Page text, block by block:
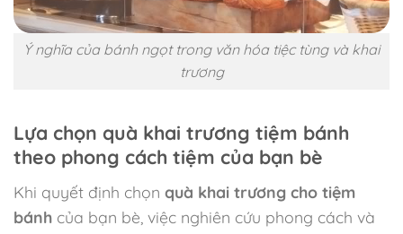
Ý nghĩa của bánh ngọt trong văn hóa tiệc tùng và khai
trương
Lựa chọn quà khai trương tiệm bánh
theo phong cách tiệm của bạn bè
Khi quyết định chọn quà khai trương cho tiệm
bánh của bạn bè, việc nghiên cứu phong cách và